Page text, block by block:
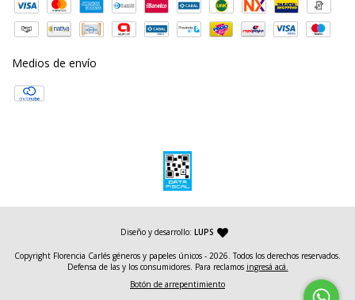
Medios de envío
Diseño y desarrollo: LUPS — agencia de diseño y desarrollo web
Copyright Florencia Carlés géneros y papeles únicos - 2026. Todos los derechos reservados.
Defensa de las y los consumidores. Para reclamos ingresá acá.
Botón de arrepentimiento